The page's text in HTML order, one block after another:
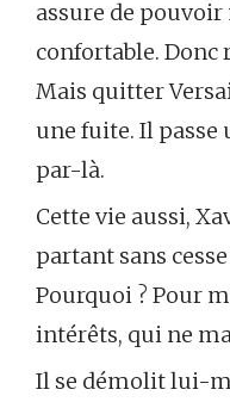
assure de
confortable. Donc
Mais quitter
une fuite. Il passe
par-là.
Cette vie aussi,
partant sans
Pourquoi ? Pour
intérêts, qui ne
Il se démolit lui-